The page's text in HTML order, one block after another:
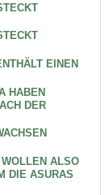
EINEN
HABEN
DER
ALSO
DIE ASURAS